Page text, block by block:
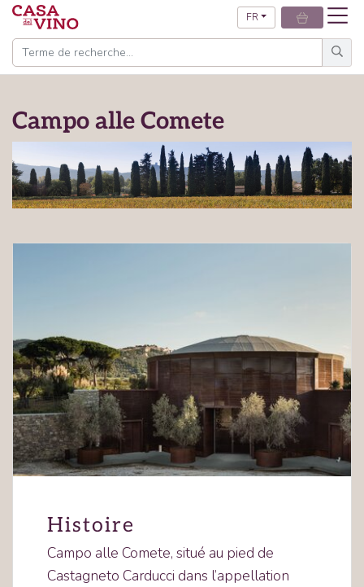
FR
Campo alle Comete
Histoire
Campo alle Comete, situé au pied de
Castagneto Carducci dans l’appellation